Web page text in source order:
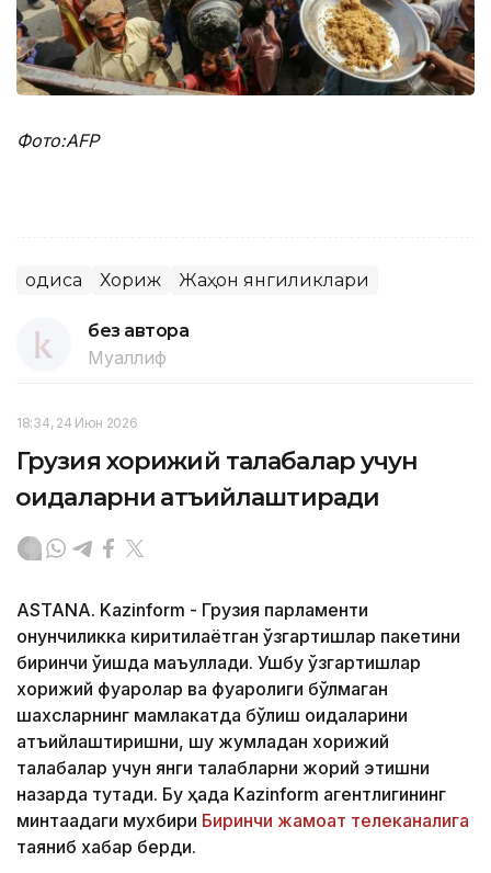
Фото:AFP
Ҳодиса Хориж Жаҳон янгиликлари
без автора
Муаллиф
18:34, 24 Июн 2026
Грузия хорижий талабалар учун
қоидаларни қатъийлаштиради
ASTANA. Kazinform - Грузия парламенти
қонунчиликка киритилаётган ўзгартишлар пакетини
биринчи ўқишда маъқуллади. Ушбу ўзгартишлар
хорижий фуқаролар ва фуқаролиги бўлмаган
шахсларнинг мамлакатда бўлиш қоидаларини
қатъийлаштиришни, шу жумладан хорижий
талабалар учун янги талабларни жорий этишни
назарда тутади. Бу ҳақда Kazinform агентлигининг
минтақадаги мухбири Биринчи жамоат телеканалига
таяниб хабар берди.